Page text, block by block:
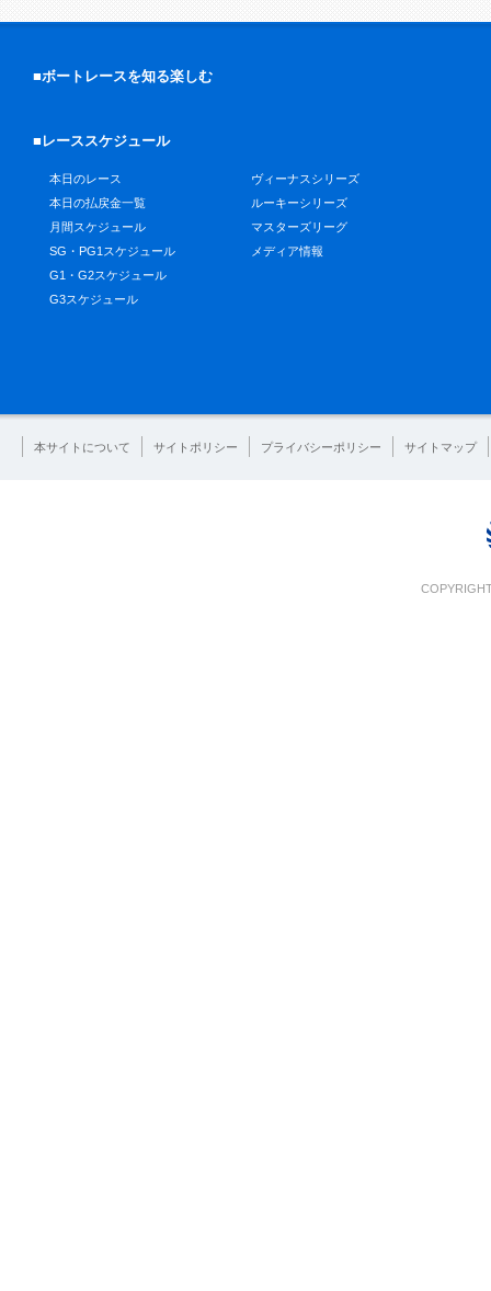
■ボートレースを知る楽しむ
■レーススケジュール
本日のレース
本日の払戻金一覧
月間スケジュール
SG・PG1スケジュール
G1・G2スケジュール
G3スケジュール
ヴィーナスシリーズ
ルーキーシリーズ
マスターズリーグ
メディア情報
本サイトについて サイトポリシー プライバシーポリシー サイトマップ